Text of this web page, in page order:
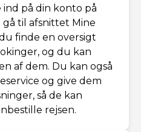
på din konto på
til afsnittet Mine
finde en oversigt
og du kan
af dem. Du kan også
og give dem
så de kan
rejsen.